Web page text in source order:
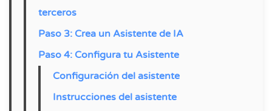
terceros
Paso 3: Crea un Asistente de IA
Paso 4: Configura tu Asistente
Configuración del asistente
Instrucciones del asistente